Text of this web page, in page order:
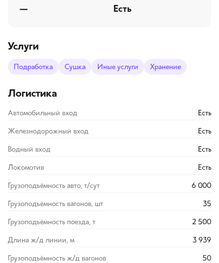
— Есть
Услуги
Подработка Сушка Иные услуги Хранение
Логистика
Автомобильный вход Есть
Железнодорожный вход Есть
Водный вход Есть
Локомотив Есть
Грузоподъёмность авто, т/сут 6 000
Грузоподъёмность вагонов, шт 35
Грузоподъёмность поезда, т 2 500
Длина ж/д линии, м 3 939
Грузоподъёмность ж/д вагонов 50